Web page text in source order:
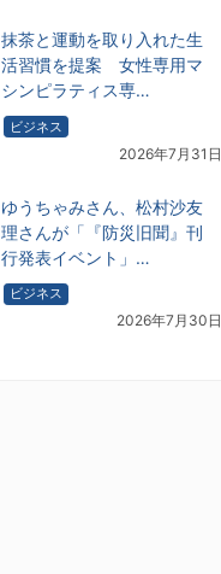
抹茶と運動を取り入れた生
活習慣を提案 女性専用マ
シンピラティス専…
ビジネス
2026年7月31日
ゆうちゃみさん、松村沙友
理さんが「『防災旧聞』刊
行発表イベント」…
ビジネス
2026年7月30日